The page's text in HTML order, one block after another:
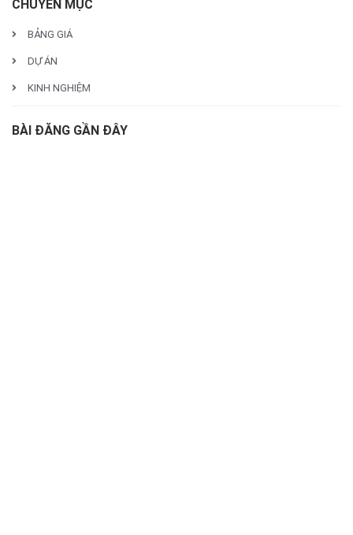
CHUYÊN MỤC
BẢNG GIÁ
DỰ ÁN
KINH NGHIỆM
BÀI ĐĂNG GẦN ĐÂY